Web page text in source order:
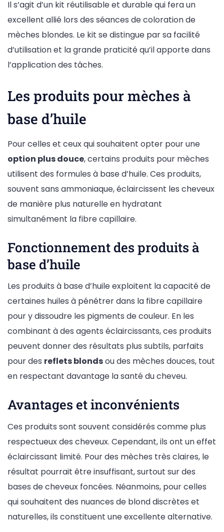
Il s’agit d’un kit réutilisable et durable qui fera un
excellent allié lors des séances de coloration de
mèches blondes. Le kit se distingue par sa facilité
d’utilisation et la grande praticité qu’il apporte dans
l’application des tâches.
Les produits pour mèches à
base d’huile
Pour celles et ceux qui souhaitent opter pour une
option plus douce, certains produits pour mèches
utilisent des formules à base d’huile. Ces produits,
souvent sans ammoniaque, éclaircissent les cheveux
de manière plus naturelle en hydratant
simultanément la fibre capillaire.
Fonctionnement des produits à
base d’huile
Les produits à base d’huile exploitent la capacité de
certaines huiles à pénétrer dans la fibre capillaire
pour y dissoudre les pigments de couleur. En les
combinant à des agents éclaircissants, ces produits
peuvent donner des résultats plus subtils, parfaits
pour des reflets blondsou des mèches douces, tout
en respectant davantage la santé du cheveu.
Avantages et inconvénients
Ces produits sont souvent considérés comme plus
respectueux des cheveux. Cependant, ils ont un effet
éclaircissant limité. Pour des mèches très claires, le
résultat pourrait être insuffisant, surtout sur des
bases de cheveux foncées. Néanmoins, pour celles
qui souhaitent des nuances de blond discrètes et
naturelles, ils constituent une excellente alternative.